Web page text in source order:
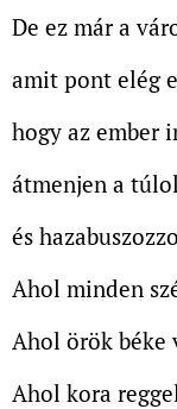
De ez már a
amit pont elég
hogy az ember
átmenjen a
és
Ahol minden
Ahol örök béke
Ahol kora